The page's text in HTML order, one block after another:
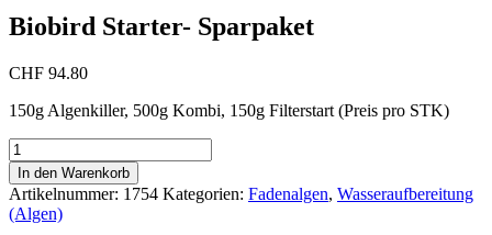
Biobird Starter- Sparpaket
CHF 94.80
150g Algenkiller, 500g Kombi, 150g Filterstart (Preis pro STK)
Biobird
Starter-
Sparpaket
Menge
In den Warenkorb
Artikelnummer: 1754 Kategorien: Fadenalgen, Wasseraufbereitung
(Algen)